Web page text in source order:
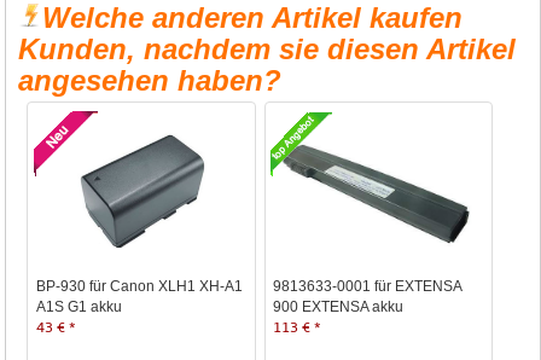
Welche anderen Artikel kaufen
Kunden, nachdem sie diesen Artikel
angesehen haben?
BP-930 für Canon XLH1 XH-A1
A1S G1 akku
43 € *
9813633-0001 für EXTENSA
900 EXTENSA akku
113 € *